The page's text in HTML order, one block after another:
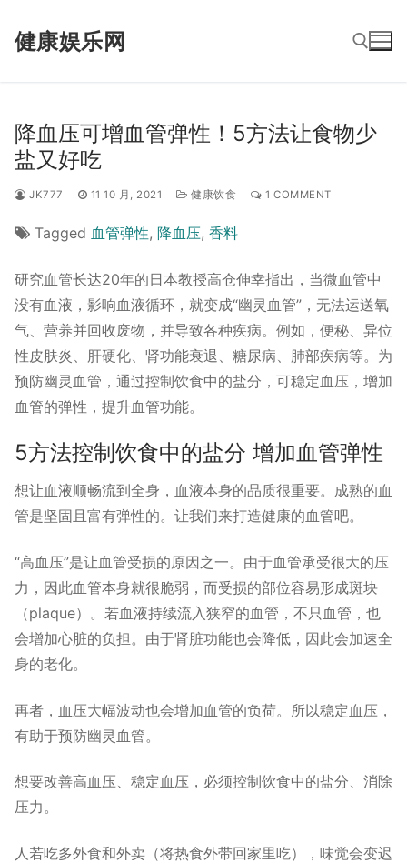
健康娱乐网
Search for:
降血压可增血管弹性！5方法让食物少
盐又好吃
JK777 11 10 月, 2021 健康饮食 1 COMMENT
Tagged 血管弹性, 降血压, 香料
研究血管长达20年的日本教授高仓伸幸指出，当微血管中
没有血液，影响血液循环，就变成“幽灵血管”，无法运送氧
气、营养并回收废物，并导致各种疾病。例如，便秘、异位
性皮肤炎、肝硬化、肾功能衰退、糖尿病、肺部疾病等。为
预防幽灵血管，通过控制饮食中的盐分，可稳定血压，增加
血管的弹性，提升血管功能。
5方法控制饮食中的盐分 增加血管弹性
想让血液顺畅流到全身，血液本身的品质很重要。成熟的血
管是坚固且富有弹性的。让我们来打造健康的血管吧。
“高血压”是让血管受损的原因之一。由于血管承受很大的压
力，因此血管本身就很脆弱，而受损的部位容易形成斑块
（plaque）。若血液持续流入狭窄的血管，不只血管，也
会增加心脏的负担。由于肾脏功能也会降低，因此会加速全
身的老化。
再者，血压大幅波动也会增加血管的负荷。所以稳定血压，
有助于预防幽灵血管。
想要改善高血压、稳定血压，必须控制饮食中的盐分、消除
压力。
人若吃多外食和外卖（将热食外带回家里吃），味觉会变迟